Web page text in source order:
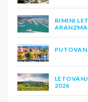
RIMINI
2026